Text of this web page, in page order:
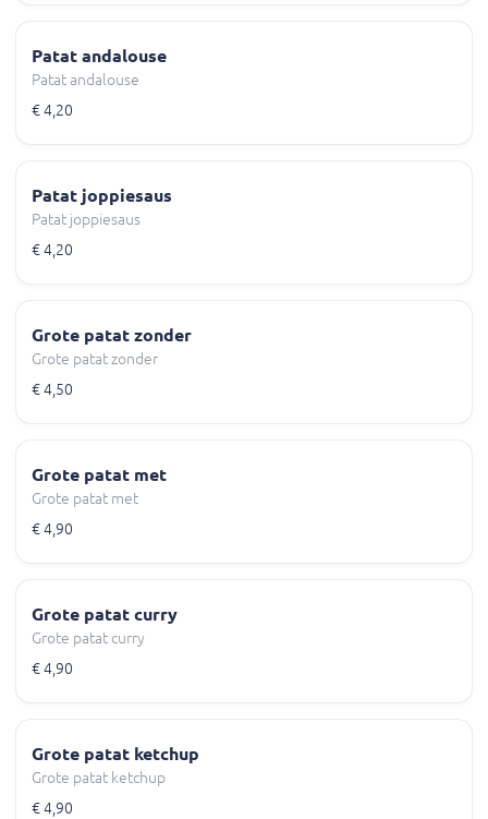
Patat andalouse
Patat andalouse
€ 4,20
Patat joppiesaus
Patat joppiesaus
€ 4,20
Grote patat zonder
Grote patat zonder
€ 4,50
Grote patat met
Grote patat met
€ 4,90
Grote patat curry
Grote patat curry
€ 4,90
Grote patat ketchup
Grote patat ketchup
€ 4,90